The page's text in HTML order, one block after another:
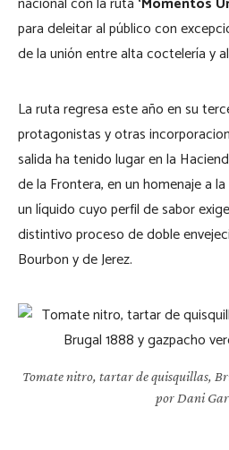
para deleitar al público con
de la unión entre alta coctelería y
La ruta regresa este año en su
protagonistas y otras
salida ha tenido lugar en la
de la Frontera, en un homenaje a
un líquido cuyo perfil de sabor
distintivo proceso de doble
Bourbon y de Jerez.
Tomate nitro, tartar de quisquillas,
por Dani